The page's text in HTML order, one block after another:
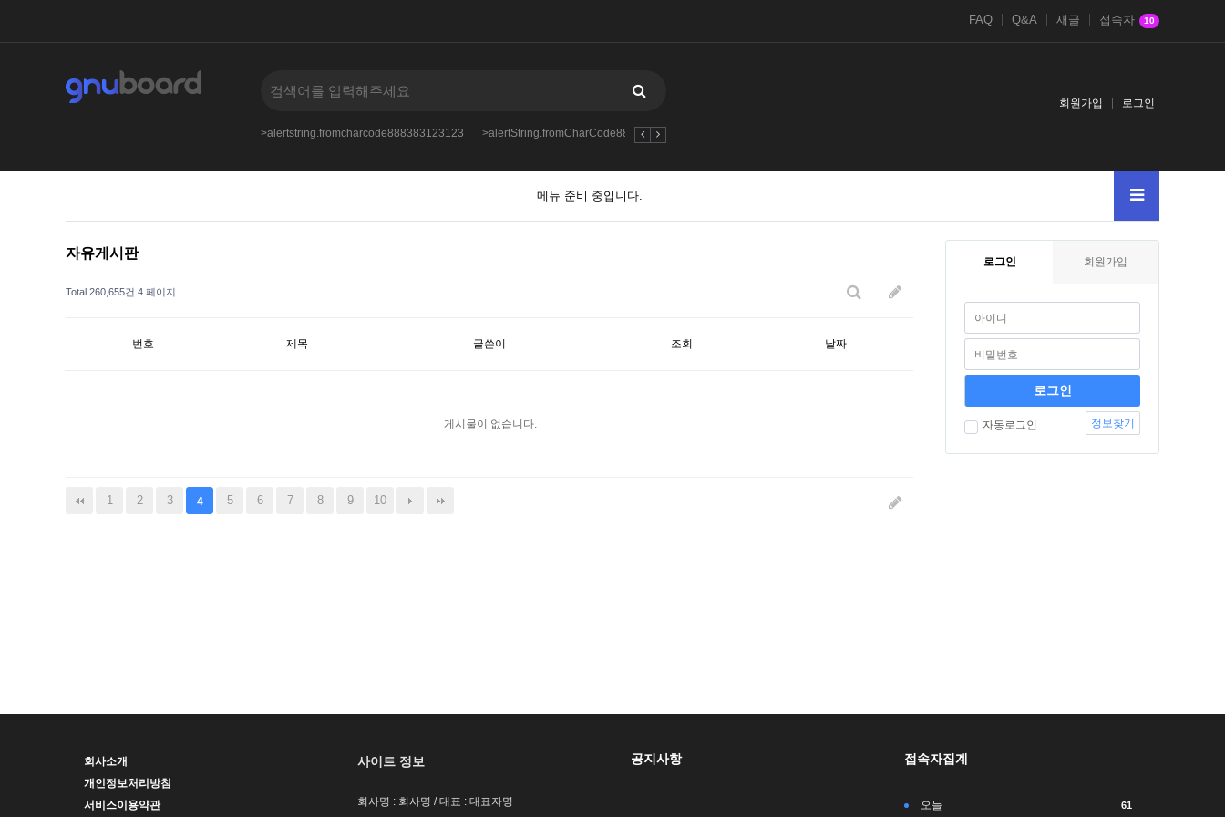
FAQ Q&A 새글 접속자 10
>alertstring.fromcharcode888383123123 >alertString.fromCharCode888383123123123
회원가입 로그인
메뉴 준비 중입니다.
자유게시판
Total 260,655건 4 페이지
번호 제목 글쓴이 조회 날짜
게시물이 없습니다.
1 2 3 4 5 6 7 8 9 10
로그인 회원가입
자동로그인 정보찾기
회사소개
개인정보처리방침
서비스이용약관
사이트 정보
회사명 : 회사명 / 대표 : 대표자명
공지사항 접속자집계
오늘 61